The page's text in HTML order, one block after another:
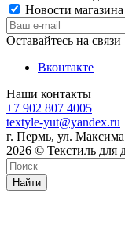
Новости магазина
Оставайтесь на связи
Вконтакте
Наши контакты
+7 902 807 4005
textyle-yut@yandex.ru
г. Пермь, ул. Максима
2026 © Текстиль для
Найти